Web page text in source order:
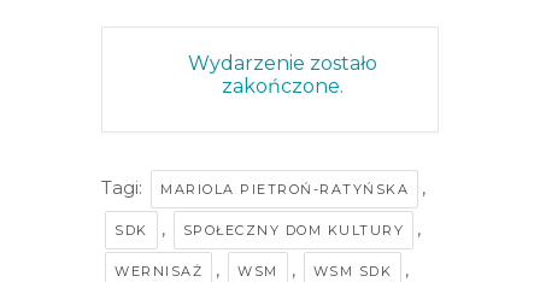
Wydarzenie zostało
zakończone.
Tagi: MARIOLA PIETROŃ-RATYŃSKA ,
SDK , SPOŁECZNY DOM KULTURY ,
WERNISAŻ , WSM , WSM SDK ,